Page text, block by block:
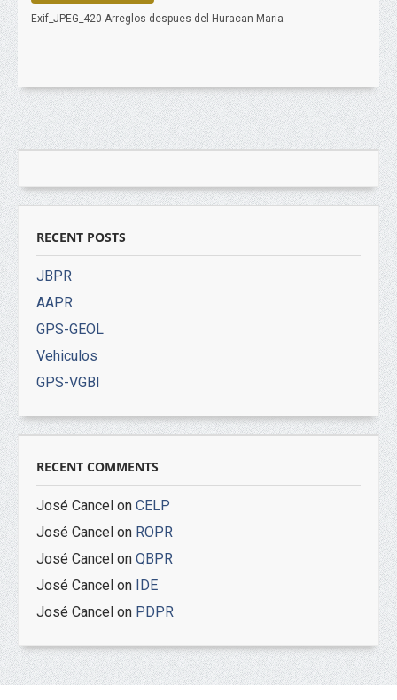
Exif_JPEG_420 Arreglos despues del Huracan Maria
RECENT POSTS
JBPR
AAPR
GPS-GEOL
Vehiculos
GPS-VGBI
RECENT COMMENTS
José Cancel on CELP
José Cancel on ROPR
José Cancel on QBPR
José Cancel on IDE
José Cancel on PDPR